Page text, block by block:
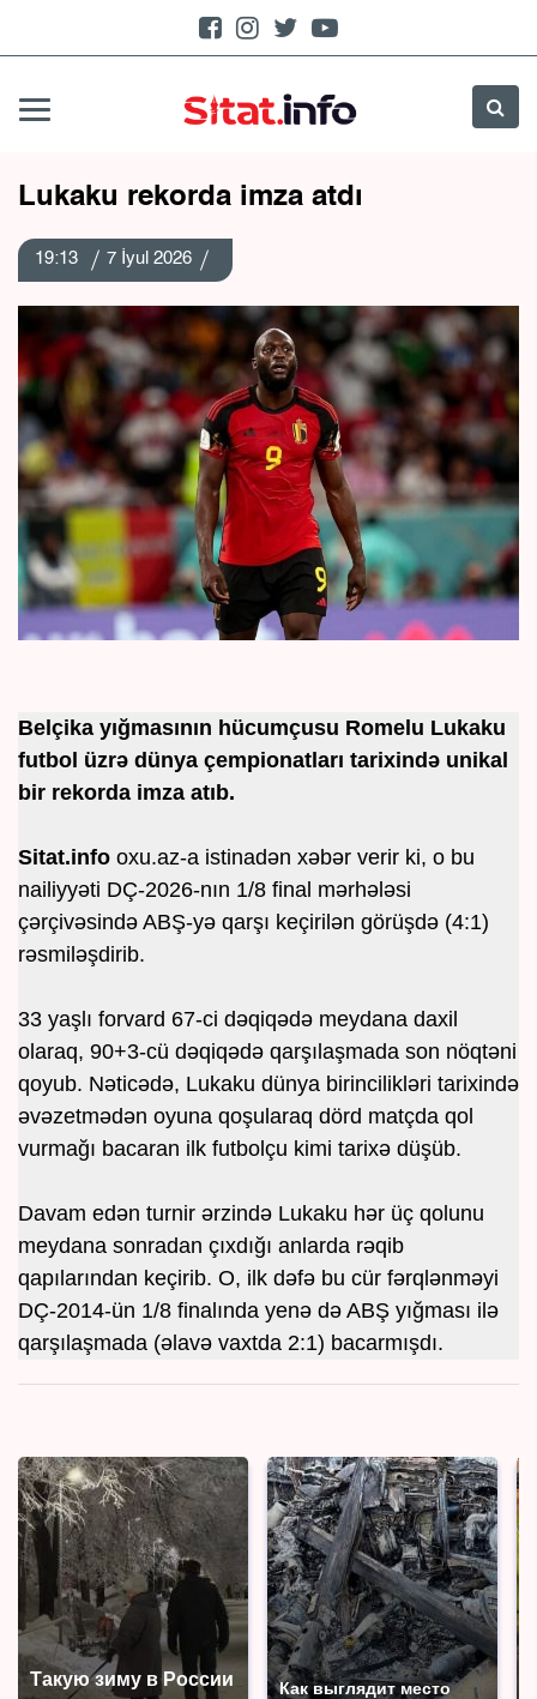
Lukaku rekorda imza atdı
19:13 7 İyul 2026
Belçika yığmasının hücumçusu Romelu Lukaku
futbol üzrə dünya çempionatları tarixində unikal
bir rekorda imza atıb.
Sitat.info oxu.az-a istinadən xəbər verir ki, o bu
nailiyyəti DÇ-2026-nın 1/8 final mərhələsi
çərçivəsində ABŞ-yə qarşı keçirilən görüşdə (4:1)
rəsmiləşdirib.
33 yaşlı forvard 67-ci dəqiqədə meydana daxil
olaraq, 90+3-cü dəqiqədə qarşılaşmada son nöqtəni
qoyub. Nəticədə, Lukaku dünya birincilikləri tarixində
əvəzetmədən oyuna qoşularaq dörd matçda qol
vurmağı bacaran ilk futbolçu kimi tarixə düşüb.
Davam edən turnir ərzində Lukaku hər üç qolunu
meydana sonradan çıxdığı anlarda rəqib
qapılarından keçirib. O, ilk dəfə bu cür fərqlənməyi
DÇ-2014-ün 1/8 finalında yenə də ABŞ yığması ilə
qarşılaşmada (əlavə vaxtda 2:1) bacarmışdı.
Такую зиму в России
Как выглядит место